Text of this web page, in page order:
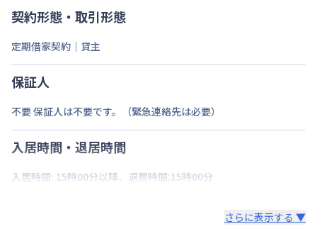
契約形態・取引形態
定期借家契約｜貸主
保証人
不要 保証人は不要です。（緊急連絡先は必要）
入居時間・退居時間
入居時間: 15時00分以降、退居時間:15時00分
さらに表示する ▼